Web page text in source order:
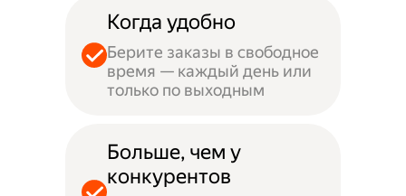
Когда удобно
Берите заказы в свободное
время — каждый день или
только по выходным
Больше, чем у
конкурентов